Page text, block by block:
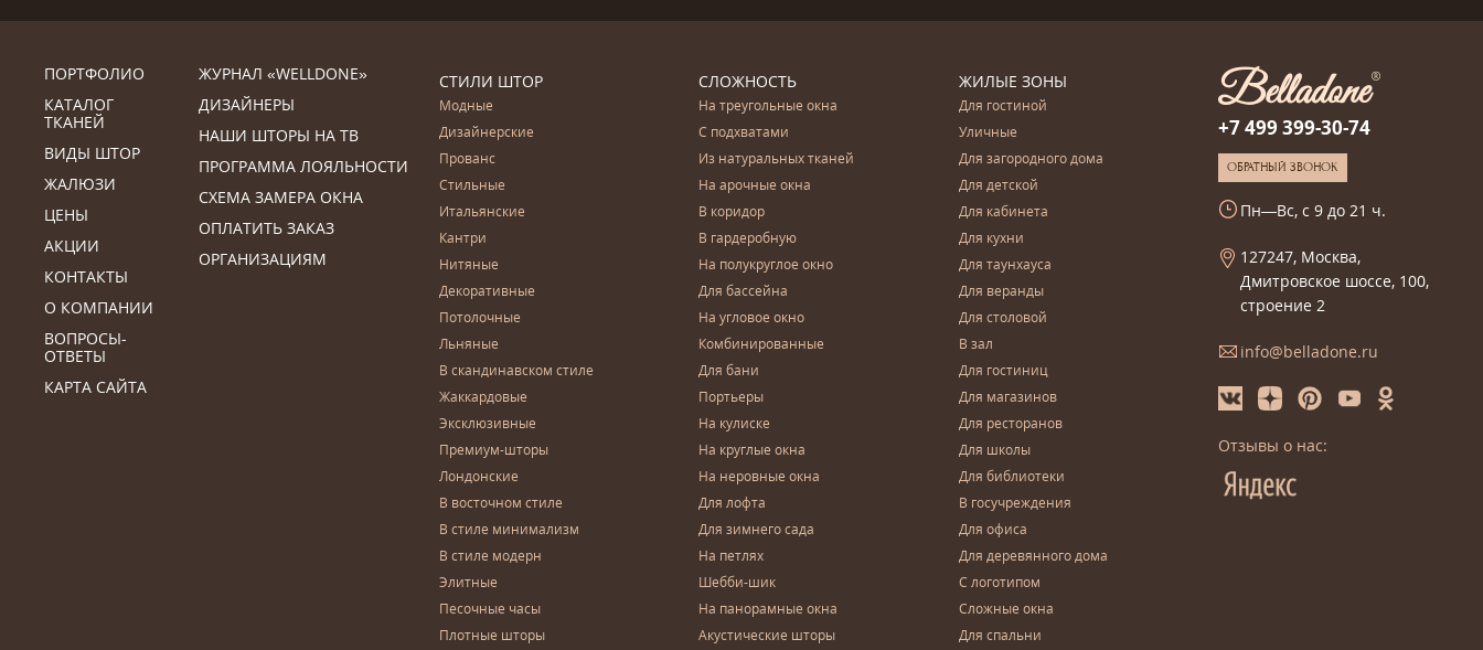
ПОРТФОЛИО
КАТАЛОГ
ТКАНЕЙ
ВИДЫ ШТОР
ЖАЛЮЗИ
ЦЕНЫ
АКЦИИ
КОНТАКТЫ
О КОМПАНИИ
ВОПРОСЫ-
ОТВЕТЫ
КАРТА САЙТА
ЖУРНАЛ «WELLDONE»
ДИЗАЙНЕРЫ
НАШИ ШТОРЫ НА ТВ
ПРОГРАММА ЛОЯЛЬНОСТИ
СХЕМА ЗАМЕРА ОКНА
ОПЛАТИТЬ ЗАКАЗ
ОРГАНИЗАЦИЯМ
СТИЛИ ШТОР
Модные
Дизайнерские
Прованс
Стильные
Итальянские
Кантри
Нитяные
Декоративные
Потолочные
Льняные
В скандинавском стиле
Жаккардовые
Эксклюзивные
Премиум-шторы
Лондонские
В восточном стиле
В стиле минимализм
В стиле модерн
Элитные
Песочные часы
Плотные шторы
СЛОЖНОСТЬ
На треугольные окна
С подхватами
Из натуральных тканей
На арочные окна
В коридор
В гардеробную
На полукруглое окно
Для бассейна
На угловое окно
Комбинированные
Для бани
Портьеры
На кулиске
На круглые окна
На неровные окна
Для лофта
Для зимнего сада
На петлях
Шебби-шик
На панорамные окна
Акустические шторы
ЖИЛЫЕ ЗОНЫ
Для гостиной
Уличные
Для загородного дома
Для детской
Для кабинета
Для кухни
Для таунхауса
Для веранды
Для столовой
В зал
Для гостиниц
Для магазинов
Для ресторанов
Для школы
Для библиотеки
В госучреждения
Для офиса
Для деревянного дома
С логотипом
Сложные окна
Для спальни
+7 499 399-30-74
ОБРАТНЫЙ ЗВОНОК
Пн—Вс, с 9 до 21 ч.
127247, Москва,
Дмитровское шоссе, 100,
строение 2
info@belladone.ru
Отзывы о нас: